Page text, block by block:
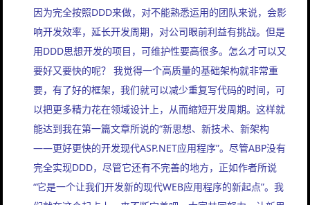
因为完全按照DDD来做，对不能熟悉运用的团队来说，会影
响开发效率，延长开发周期，对公司眼前利益有挑战。但是
用DDD思想开发的项目，可维护性要高很多。怎么才可以又
要好又要快的呢？ 我觉得一个高质量的基础架构就非常重
要，有了好的框架，我们就可以减少重复写代码的时间，可
以把更多精力花在领域设计上，从而缩短开发周期。这样就
能达到我在第一篇文章所说的“新思想、新技术、新架构
——更好更快的开发现代ASP.NET应用程序”。尽管ABP没有
完全实现DDD，尽管它还有不完善的地方，正如作者所说
“它是一个让我们开发新的现代WEB应用程序的新起点”。我